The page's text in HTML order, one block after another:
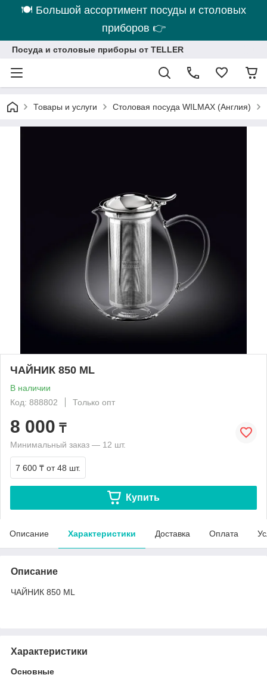
🍽 Большой ассортимент посуды и столовых
приборов 👉
Посуда и столовые приборы от TELLER
Товары и услуги Столовая посуда WILMAX (Англия)
ЧАЙНИК 850 ML
В наличии
Код: 888802
Только опт
8 000 ₸
Минимальный заказ — 12 шт.
7 600 ₸ от 48 шт.
Купить
Описание Характеристики Доставка Оплата
Описание
ЧАЙНИК 850 ML
Характеристики
Основные